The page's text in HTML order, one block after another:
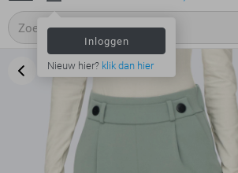
Inloggen
Nieuw hier? klik dan hier